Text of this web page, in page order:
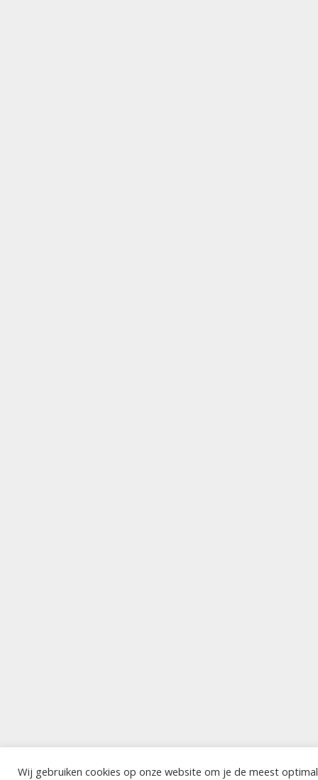
Wij gebruiken cookies op onze website om je de meest